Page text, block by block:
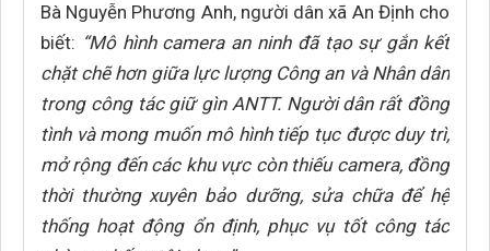
Bà Nguyễn Phương Anh, người dân xã An Định cho
biết: “Mô hình camera an ninh đã tạo sự gắn kết
chặt chẽ hơn giữa lực lượng Công an và Nhân dân
trong công tác giữ gìn ANTT. Người dân rất đồng
tình và mong muốn mô hình tiếp tục được duy trì,
mở rộng đến các khu vực còn thiếu camera, đồng
thời thường xuyên bảo dưỡng, sửa chữa để hệ
thống hoạt động ổn định, phục vụ tốt công tác